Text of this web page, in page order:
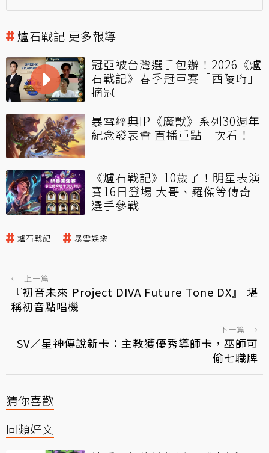
爐石戰記 更多報導
冠亞被台灣選手包辦！2026《爐
石戰記》春季冠軍賽「西陵珩」
摘冠
暴雪經典IP《魔獸》系列30週年
紀念發表會 直播重點一次看！
《爐石戰記》10歲了！明星表演
賽16日登場 大哥、羅傑等傳奇
選手參戰
爐石戰記 暴雪娛樂
← 上一篇
『初音未來 Project DIVA Future Tone DX』 堪
稱初音點唱機
下一篇 →
SV／星神傳說新卡：主教獲優秀導師卡，巫師可
偷七職牌
猜你喜歡
同類好文